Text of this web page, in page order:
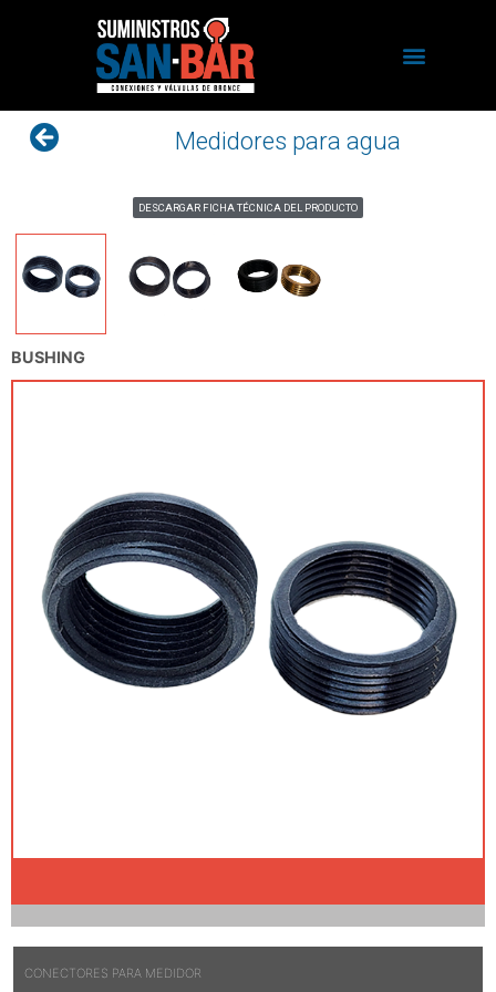
Medidores para agua
CONECTORES PARA MEDIDOR
BUSHING
DESCARGAR FICHA TÉCNICA DEL PRODUCTO